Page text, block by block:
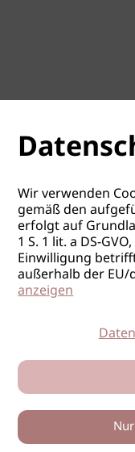
Wir verwenden
gemäß den
erfolgt auf
1 S. 1 lit. a DS-
Einwilligung
außerhalb der EU/
anzeigen